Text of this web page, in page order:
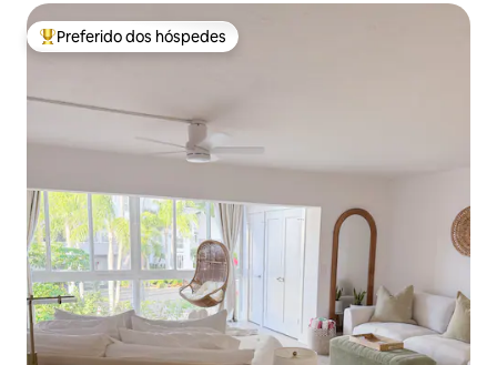
Entre os melhores preferidos dos hóspedes
Preferido dos hóspedes